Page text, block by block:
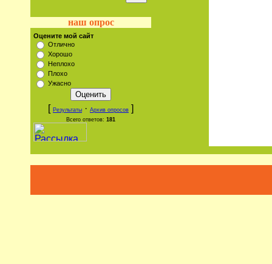
наш опрос
Оцените мой сайт
Отлично
Хорошо
Неплохо
Плохо
Ужасно
[ Результаты · Архив опросов ]
Всего ответов: 181